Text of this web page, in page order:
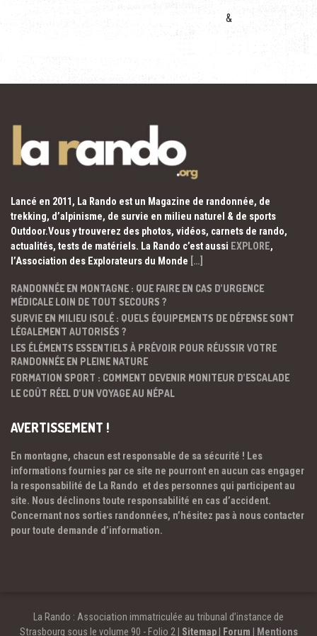
&
Lancé en 2011, La Rando est un Magazine de randonnée, de
trekking, d’alpinisme, de survie en milieu naturel & de sports
Outdoor.Vous y trouverez des photos, vidéos, carnets de rando,
actualités, tests de matériels. La Rando c’est aussi EXPLORE,
l’Association des Explorateurs du Monde […]
RANDONNÉE EN MONTAGNE : QUE FAIRE EN CAS D’URGENCE
MÉDICALE LOIN DE TOUT SECOURS ?
SURVIE EN MILIEU ISOLÉ : QUELS ÉQUIPEMENTS DE DÉFENSE SONT
LÉGALEMENT AUTORISÉS ?
LES ÉLÉMENTS ESSENTIELS À PRÉVOIR POUR RÉUSSIR VOTRE
RANDONNÉE EN PLEINE NATURE
FORMATION SPORT : COMMENT DEVENIR MONITEUR D’ESCALADE
LE COÛT RÉEL D’UN VOYAGE AU NÉPAL
AVERTISSEMENT !
En montagne, chacun est responsable de sa sécurité ! Les
informations fournies par ce site ne pourront en aucun cas engager
la responsabilité de La Rando et des personnes qui participent au
site. Nous déclinons toute responsabilité en cas d’accident.
Concernant nos sorties randonnées, n’hésitez pas à nous contacter
pour toute demande d’information.
La Rando : Association immatriculée au tribunal d’instance de
Strasbourg sous le volume 90 - Folio 2 | Sitemap| Forum Mentions